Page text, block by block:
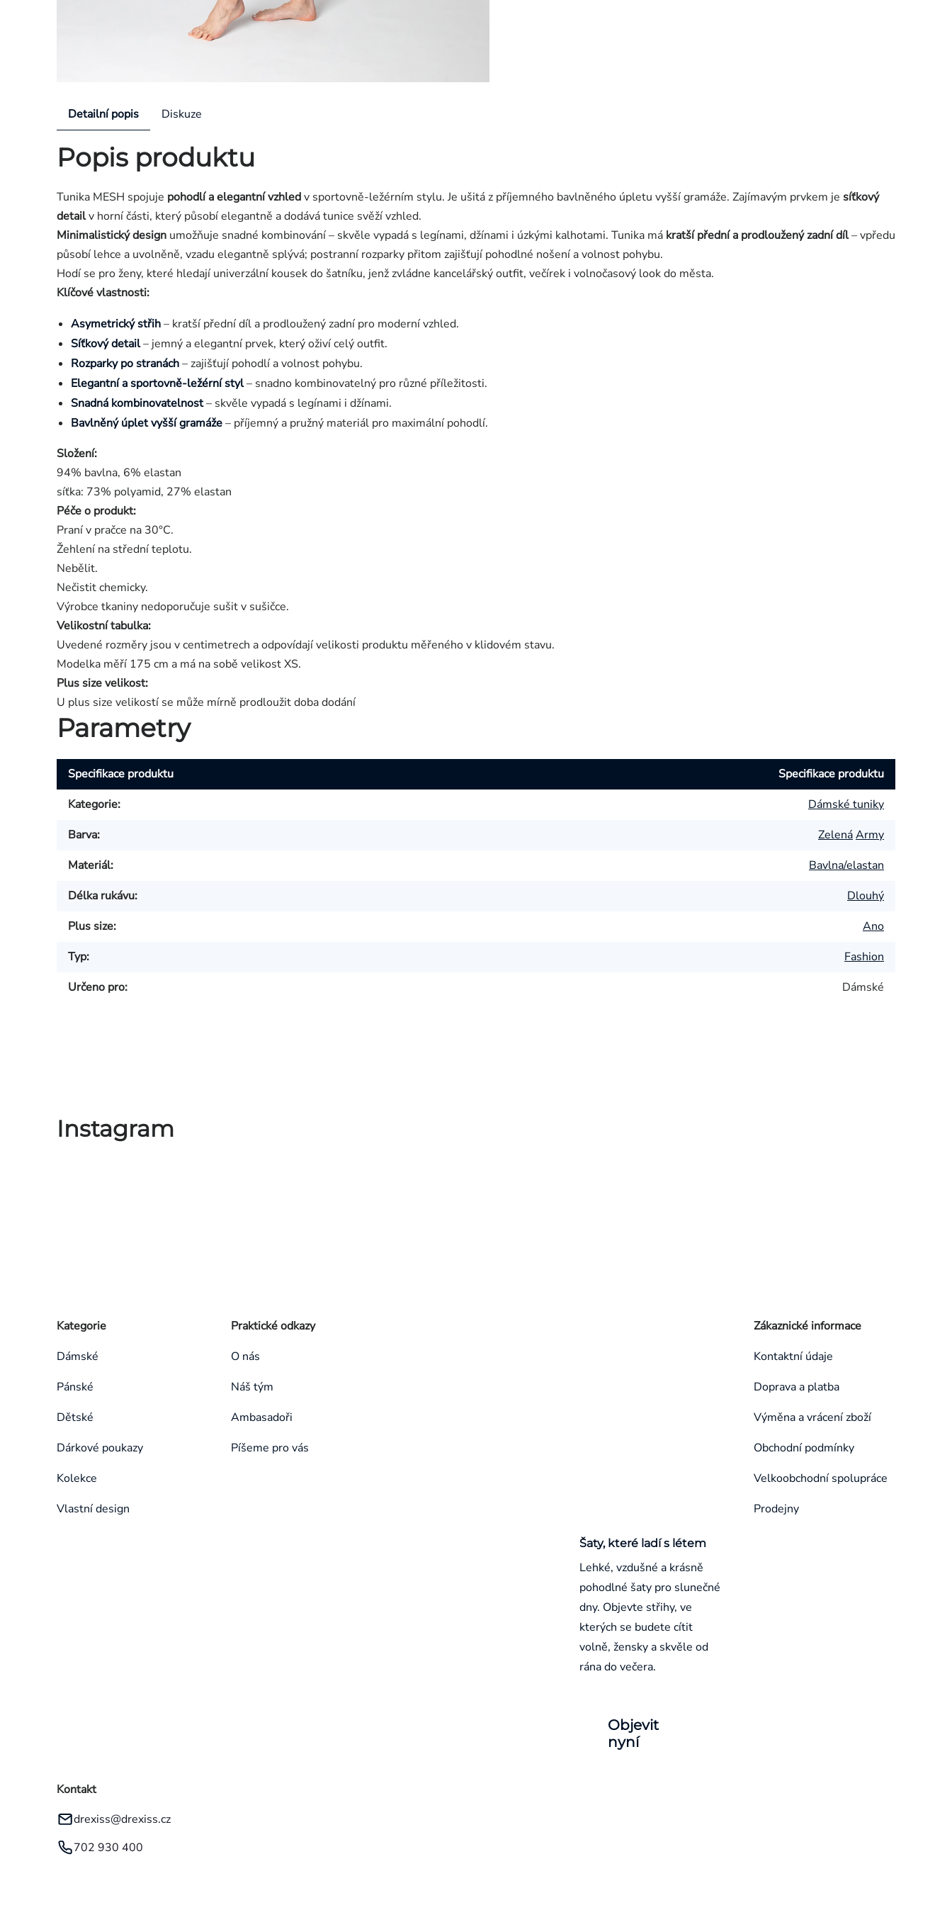
Detailní popis Diskuze
Popis produktu
Tunika MESH spojuje pohodlí a elegantní vzhledv sportovně-ležérním stylu. Je ušitá z příjemného bavlněného úpletu vyšší gramáže. Zajímavým prvkem je síťkový
detailv horní části, který působí elegantně a dodává tunice svěží vzhled.
Minimalistický design umožňuje snadné kombinování – skvěle vypadá s legínami, džínami i úzkými kalhotami. Tunika má kratší přední a prodloužený zadní díl– vpředu
působí lehce a uvolněně, vzadu elegantně splývá; postranní rozparky přitom zajišťují pohodlné nošení a volnost pohybu.
Hodí se pro ženy, které hledají univerzální kousek do šatníku, jenž zvládne kancelářský outfit, večírek i volnočasový look do města.
Klíčové vlastnosti:
Asymetrický střih– kratší přední díl a prodloužený zadní pro moderní vzhled.
Síťkový detail– jemný a elegantní prvek, který oživí celý outfit.
Rozparky po stranách– zajišťují pohodlí a volnost pohybu.
Elegantní a sportovně-ležérní styl– snadno kombinovatelný pro různé příležitosti.
Snadná kombinovatelnost– skvěle vypadá s legínami i džínami.
Bavlněný úplet vyšší gramáže– příjemný a pružný materiál pro maximální pohodlí.
Složení:
94% bavlna, 6% elastan
síťka: 73% polyamid, 27% elastan
Péče o produkt:
Praní v pračce na 30°C.
Žehlení na střední teplotu.
Nebělit.
Nečistit chemicky.
Výrobce tkaniny nedoporučuje sušit v sušičce.
Velikostní tabulka:
Uvedené rozměry jsou v centimetrech a odpovídají velikosti produktu měřeného v klidovém stavu.
Modelka měří 175 cm a má na sobě velikost XS.
Plus size velikost:
U plus size velikostí se může mírně prodloužit doba dodání
Parametry
Specifikace produktu
Specifikace produktu
Kategorie:
Dámské tuniky
Barva: ZelenáArmy
Materiál:
Bavlna/elastan
Délka rukávu:
Dlouhý
Plus size:
Ano
Typ:
Fashion
Určeno pro: Dámské
Instagram
kategorie
Kategorie
Dámské
Pánské
Dětské
Dárkové poukazy
Kolekce
Vlastní design
Praktické odkazy
O nás
Náš tým
Ambasadoři
Píšeme pro vás
Šaty, které ladí s létem
Lehké, vzdušné a krásně
pohodlné šaty pro slunečné
dny. Objevte střihy, ve
kterých se budete cítit
volně, žensky a skvěle od
rána do večera.
Objevit
nyní
Zákaznické informace
Kontaktní údaje
Doprava a platba
Výměna a vrácení zboží
Obchodní podmínky
Velkoobchodní spolupráce
Prodejny
Kontakt
drexiss@drexiss.cz
702 930 400